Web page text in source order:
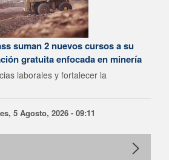
suman 2 nuevos cursos a su
gratuita enfocada en minería
laborales y fortalecer la
5 Agosto, 2026 - 09:11